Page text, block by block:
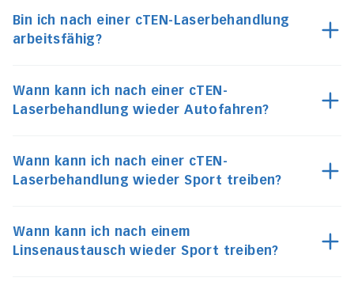
Bin ich nach einer cTEN-Laserbehandlung
arbeitsfähig?
Wann kann ich nach einer cTEN-
Laserbehandlung wieder Autofahren?
Wann kann ich nach einer cTEN-
Laserbehandlung wieder Sport treiben?
Wann kann ich nach einem
Linsenaustausch wieder Sport treiben?